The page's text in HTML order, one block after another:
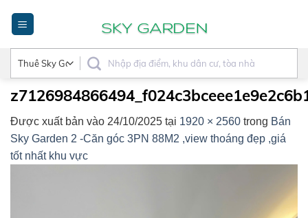
dung
Được xuất bản vào 24/10/2025 tại 1920 × 2560 trong Bán
Sky Garden 2 -Căn góc 3PN 88M2 ,view thoáng đẹp ,giá
tốt nhất khu vực